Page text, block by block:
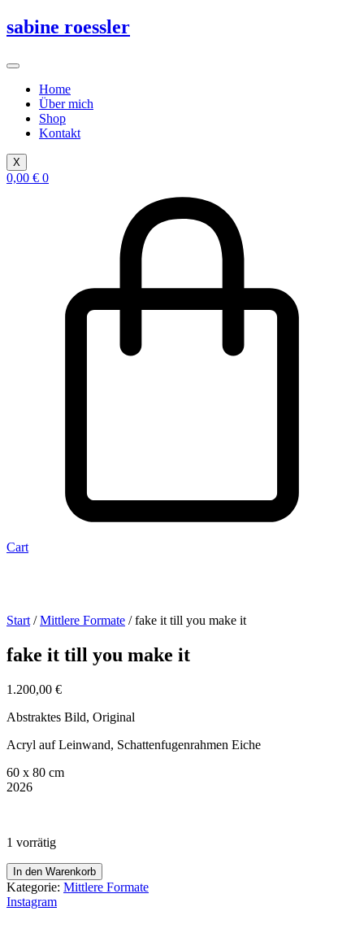
Zum
Inhalt
sabine roessler
Home
Über mich
Shop
Kontakt
X
0,00 € 0
Cart
Start /Mittlere Formate / fake it till you make it
fake it till you make it
1.200,00 €
Abstraktes Bild, Original
Acryl auf Leinwand, Schattenfugenrahmen Eiche
60 x 80 cm
2026
1 vorrätig
fake
it
till
In den Warenkorb
Kategorie: Mittlere Formate
Instagram